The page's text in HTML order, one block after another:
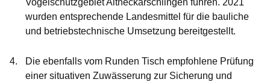
Vogelschutzgebiet Altneckarschlingen führen. 2021
wurden entsprechende Landesmittel für die bauliche
und betriebstechnische Umsetzung bereitgestellt.
Die ebenfalls vom Runden Tisch empfohlene Prüfung
einer situativen Zuwässerung zur Sicherung und